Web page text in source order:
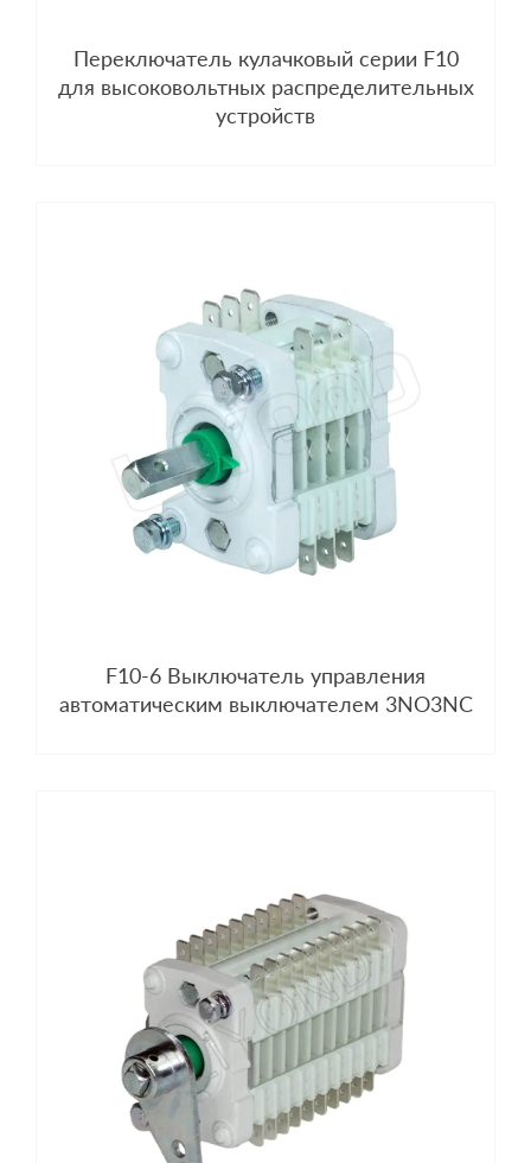
Переключатель кулачковый серии F10
для высоковольтных распределительных
устройств
F10-6 Выключатель управления
автоматическим выключателем 3NO3NC